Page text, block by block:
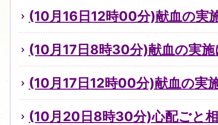
(10月16日12時00分)献血の実
(10月17日8時30分)献血の実
(10月17日12時00分)献血の実
(10月20日8時30分)心配ごと